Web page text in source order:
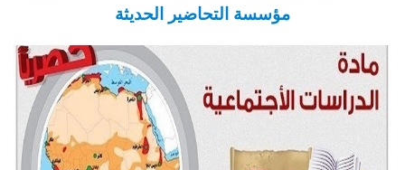
مؤسسة التحاضير الحديثة